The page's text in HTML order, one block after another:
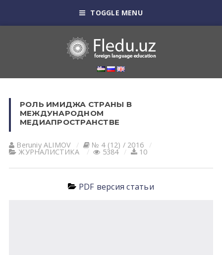
TOGGLE MENU
РОЛЬ ИМИДЖА СТРАНЫ В
МЕЖДУНАРОДНОМ
МЕДИАПРОСТРАНСТВЕ
Beruniy ALIMOV № 4 (12) / 2016
ЖУРНАЛИСТИКА 5384 10
PDF версия статьи